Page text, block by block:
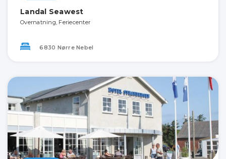
Landal Seawest
Overnatning, Feriecenter
6830 Nørre Nebel